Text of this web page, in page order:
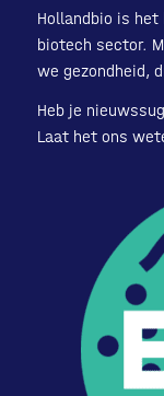
Hollandbio is het
biotech sector.
we gezondheid,
Heb je
Laat het ons